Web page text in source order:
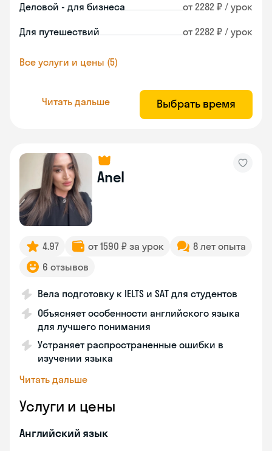
Деловой - для бизнеса от 2282 ₽ / урок
Для путешествий от 2282 ₽ / урок
Все услуги и цены (5)
Читать дальше Выбрать время
Anel
4.97 от 1590 ₽ за урок
8 лет опыта
6 отзывов
Вела подготовку к IELTS и SAT для студентов
Объясняет особенности английского языка
для лучшего понимания
Устраняет распространенные ошибки в
изучении языка
Читать дальше
Услуги и цены
Английский язык